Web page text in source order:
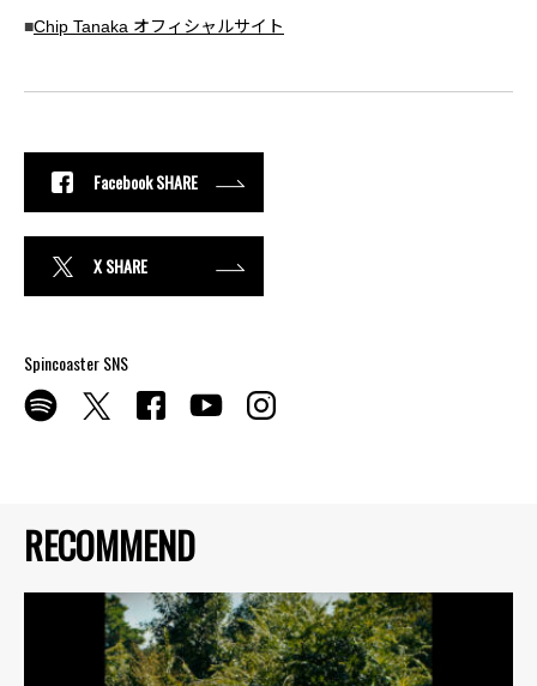
RECOMMEND
■Chip Tanaka オフィシャルサイト
Facebook SHARE
X SHARE
Spincoaster SNS